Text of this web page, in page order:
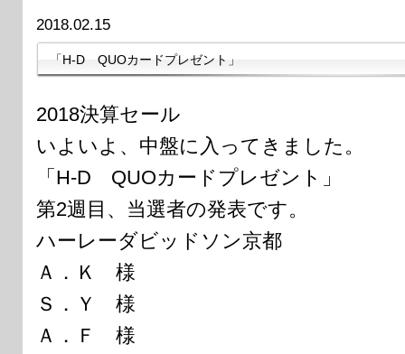
2018.02.15
「H-D QUOカードプレゼント」
2018決算セール
いよいよ、中盤に入ってきました。
「H-D QUOカードプレゼント」
第2週目、当選者の発表です。
ハーレーダビッドソン京都
Ａ．Ｋ 様
Ｓ．Ｙ 様
Ａ．Ｆ 様